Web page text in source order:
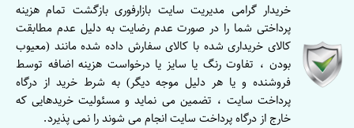
خریدار گرامی مدیریت سایت بازارفوری بازگشت تمام هزینه
پرداختی شما را در صورت عدم رضایت به دلیل عدم مطابقت
کالای خریداری شده با کالای سفارش داده شده مانند (معیوب
بودن ، تفاوت رنگ یا سایز یا درخواست هزینه اضافه توسط
فروشنده و یا هر دلیل موجه دیگر) به شرط خرید از درگاه
پرداخت سایت ، تضمین می نماید و مسئولیت خریدهایی که
خارج از درگاه پرداخت سایت انجام می شوند را نمی پذیرد.